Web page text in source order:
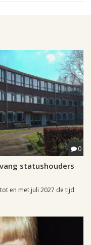
0
statushouders
en met juli 2027 de tijd